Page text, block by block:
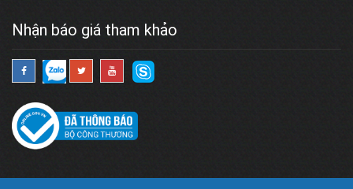
Nhận báo giá tham khảo